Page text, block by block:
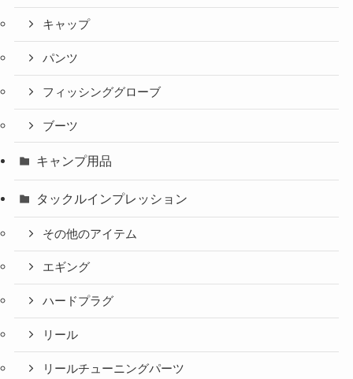
キャップ
パンツ
フィッシンググローブ
ブーツ
キャンプ用品
タックルインプレッション
その他のアイテム
エギング
ハードプラグ
リール
リールチューニングパーツ